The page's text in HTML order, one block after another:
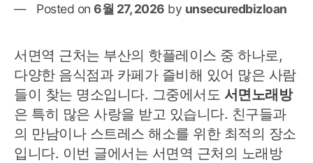
Posted on 6월 27, 2026 by unsecuredbizloan
서면역 근처는 부산의 핫플레이스 중 하나로,
다양한 음식점과 카페가 즐비해 있어 많은 사람
들이 찾는 명소입니다. 그중에서도 서면노래방
은 특히 많은 사랑을 받고 있습니다. 친구들과
의 만남이나 스트레스 해소를 위한 최적의 장소
입니다. 이번 글에서는 서면역 근처의 노래방